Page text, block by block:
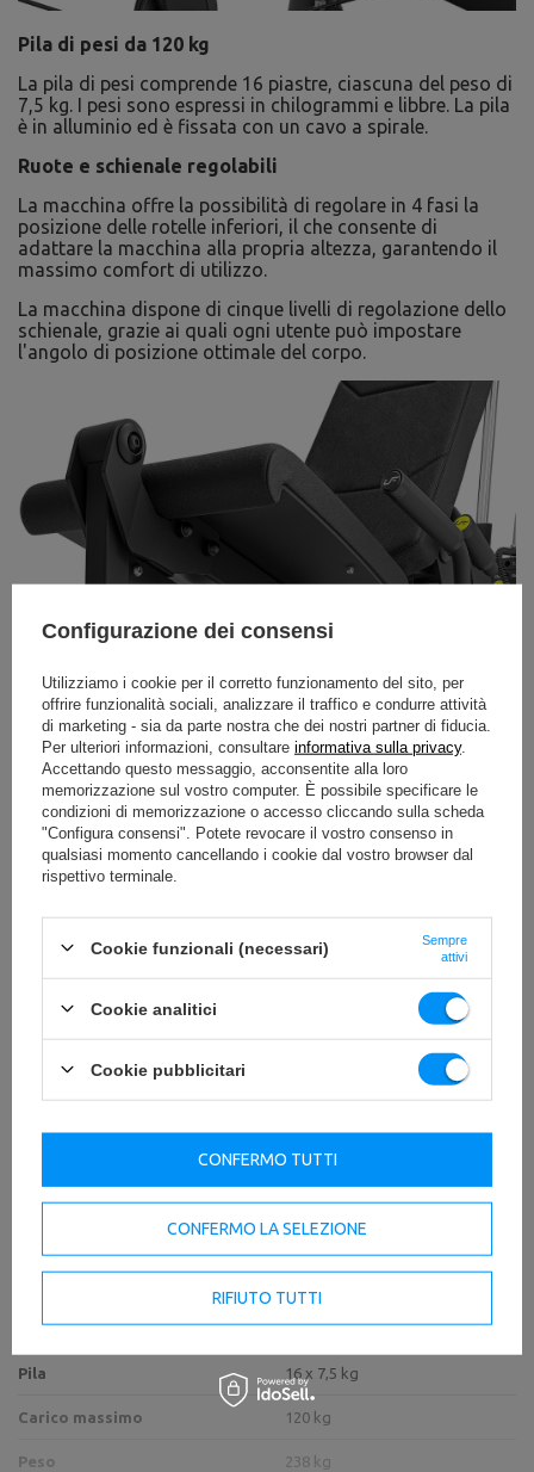
Pila di pesi da 120 kg
La pila di pesi comprende 16 piastre, ciascuna del peso di
7,5 kg. I pesi sono espressi in chilogrammi e libbre. La pila
è in alluminio ed è fissata con un cavo a spirale.
Ruote e schienale regolabili
La macchina offre la possibilità di regolare in 4 fasi la
posizione delle rotelle inferiori, il che consente di
adattare la macchina alla propria altezza, garantendo il
massimo comfort di utilizzo.
La macchina dispone di cinque livelli di regolazione dello
schienale, grazie ai quali ogni utente può impostare
l'angolo di posizione ottimale del corpo.
DA SCARICARE
IMPORTANTI INFORMAZIONI SULLA SICUREZZA
Specifiche tecniche
Larghezza 651 mm
Pila 16 x 7,5 kg
Carico massimo 120 kg
Peso 238 kg
Configurazione dei consensi
Utilizziamo i cookie per il corretto funzionamento del sito, per
offrire funzionalità sociali, analizzare il traffico e condurre attività
di marketing - sia da parte nostra che dei nostri partner di fiducia.
Per ulteriori informazioni, consultare informativa sulla privacy.
Accettando questo messaggio, acconsentite alla loro
memorizzazione sul vostro computer. È possibile specificare le
condizioni di memorizzazione o accesso cliccando sulla scheda
"Configura consensi". Potete revocare il vostro consenso in
qualsiasi momento cancellando i cookie dal vostro browser dal
rispettivo terminale.
Cookie funzionali (necessari)
Sempre
attivi
Cookie analitici
Cookie pubblicitari
CONFERMO LA SELEZIONE
RIFIUTO TUTTI
CONFERMO TUTTI